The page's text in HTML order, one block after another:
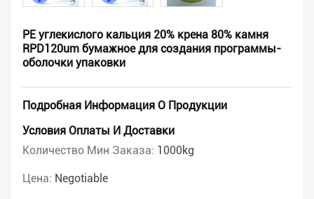
PE углекислого кальция 20% крена 80% камня
RPD120um бумажное для создания программы-
оболочки упаковки
Подробная Информация О Продукции
Условия Оплаты И Доставки
Количество Мин Заказа: 1000kg
Цена: Negotiable